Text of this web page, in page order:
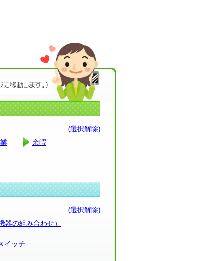
(選択解除)
余暇
(選択解除)
器の組み合わせ）
イッチ